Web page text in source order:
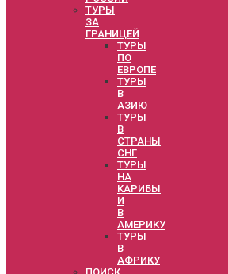
ТУРЫ
ЗА
ГРАНИЦЕЙ
ТУРЫ
ПО
ЕВРОПЕ
ТУРЫ
В
АЗИЮ
ТУРЫ
В
СТРАНЫ
СНГ
ТУРЫ
НА
КАРИБЫ
И
В
АМЕРИКУ
ТУРЫ
В
АФРИКУ